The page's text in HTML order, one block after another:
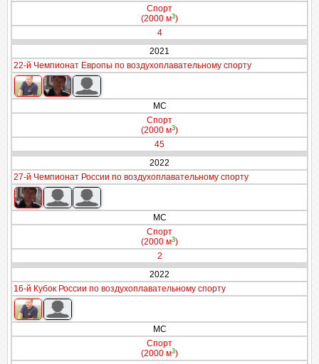
Спорт
(2000 м3)
4
2021
22-й Чемпионат Европы по воздухоплавательному спорту
МС
Спорт
(2000 м3)
45
2022
27-й Чемпионат России по воздухоплавательному спорту
МС
Спорт
(2000 м3)
2
2022
16-й Кубок России по воздухоплавательному спорту
МС
Спорт
(2000 м3)